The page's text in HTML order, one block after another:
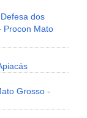
dos
Procon Mato
Grosso -